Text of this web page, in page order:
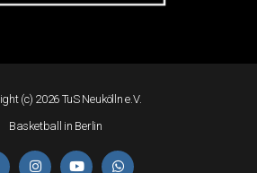
(c) 2026 TuS Neukölln e.V.
Basketball in Berlin